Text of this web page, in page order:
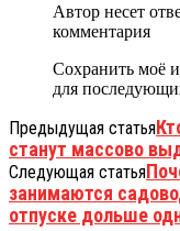
Автор несет
комментария
Сохранить моё
для
Предыдущая статья
станут массово
Следующая статья
занимаются
отпуске дольше